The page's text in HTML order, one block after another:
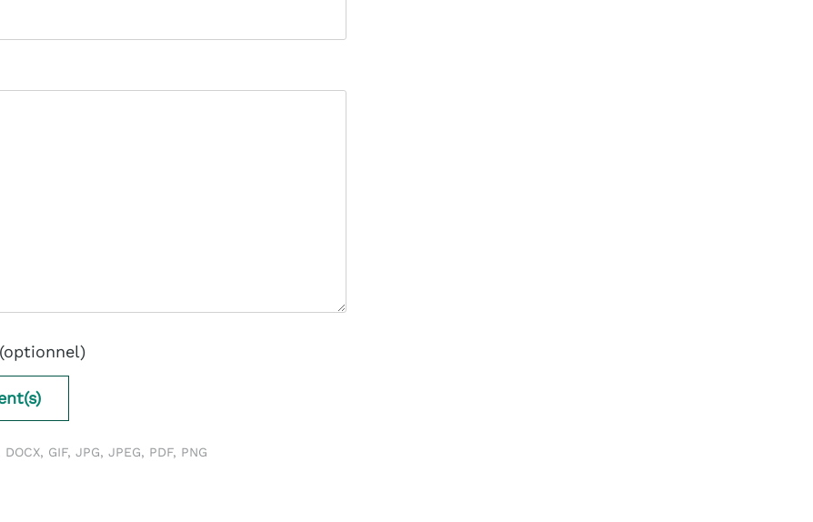
GIF, JPG, JPEG, PDF, PNG